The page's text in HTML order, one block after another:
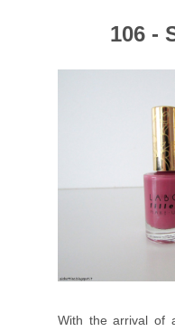
106 -
With the arrival of